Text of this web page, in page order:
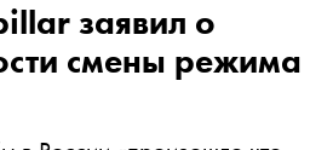
заявил о
смены режима